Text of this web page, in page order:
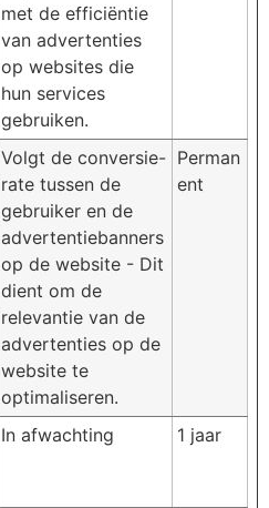
met de efficiëntie
van advertenties
op websites die
hun services
gebruiken.
Volgt de conversie-
rate tussen de
gebruiker en de
advertentiebanners
op de website - Dit
dient om de
relevantie van de
advertenties op de
website te
optimaliseren.
Perman
ent
In afwachting 1 jaar